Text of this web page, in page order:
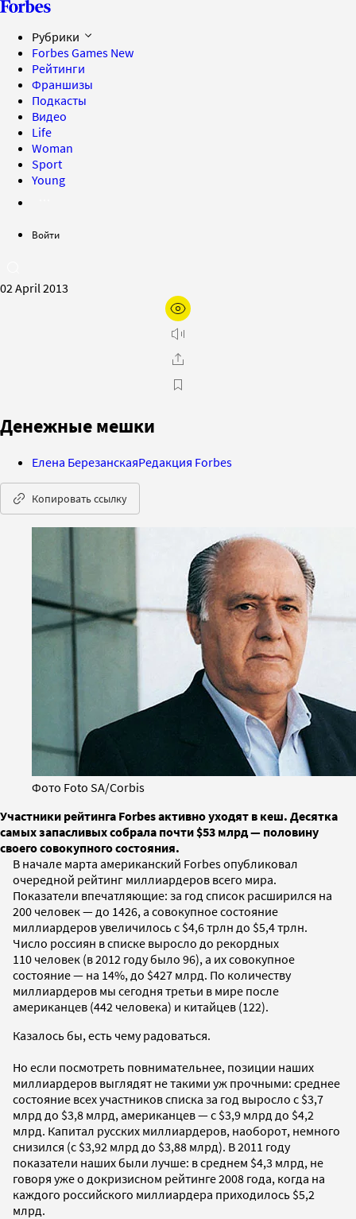
Рубрики
Forbes Games New
Рейтинги
Франшизы
Подкасты
Видео
Life
Woman
Sport
Young
Войти
02 April 2013
Денежные мешки
Елена БерезанскаяРедакция Forbes
Копировать ссылку
Фото Foto SA/Corbis
Участники рейтинга Forbes активно уходят в кеш. Десятка
самых запасливых собрала почти $53 млрд — половину
своего совокупного состояния.
В начале марта американский Forbes опубликовал
очередной рейтинг миллиардеров всего мира.
Показатели впечатляющие: за год список расширился на
200 человек — до 1426, а совокупное состояние
миллиардеров увеличилось с $4,6 трлн до $5,4 трлн.
Число россиян в списке выросло до рекордных
110 человек (в 2012 году было 96), а их совокупное
состояние — на 14%, до $427 млрд. По количеству
миллиардеров мы сегодня третьи в мире после
американцев (442 человека) и китайцев (122).
Казалось бы, есть чему радоваться.
Но если посмотреть повнимательнее, позиции наших
миллиардеров выглядят не такими уж прочными: среднее
состояние всех участников списка за год выросло с $3,7
млрд до $3,8 млрд, американцев — с $3,9 млрд до $4,2
млрд. Капитал русских миллиардеров, наоборот, немного
снизился (с $3,92 млрд до $3,88 млрд). В 2011 году
показатели наших были лучше: в среднем $4,3 млрд, не
говоря уже о докризисном рейтинге 2008 года, когда на
каждого российского миллиардера приходилось $5,2
млрд.